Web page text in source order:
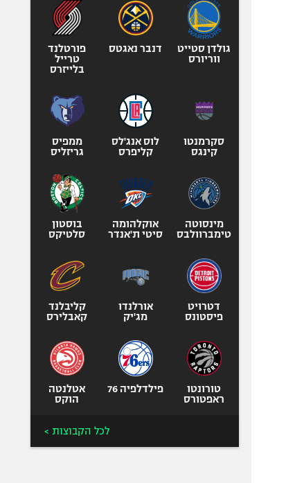
גולדן סטייט
ווריורס
דנבר נאגטס
פורטלנד
טרייל
בלייזרס
סקרמנטו
קינגס
לוס אנג'לס
קליפרס
ממפיס
גריזליס
מינסוטה
טימברוולבס
אוקלהומה
סיטי ת'אנדר
בוסטון
סלטיקס
דטרויט
פיסטונס
אורלנדו
מג'יק
קליבלנד
קאבלירס
טורונטו
ראפטורס
פילדלפיה 76
אטלנטה
הוקס
לכל הקבוצות >